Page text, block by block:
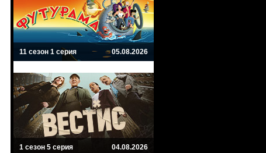
11 сезон 1 серия 05.08.2026
1 сезон 5 серия 04.08.2026